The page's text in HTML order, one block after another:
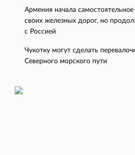
Армения начала самостоятельное
своих железных дорог, но
с Россией
Чукотку могут сделать
Северного морского пути